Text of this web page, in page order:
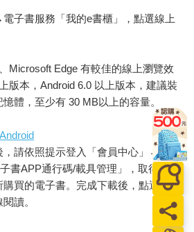
子書服務「我的e書櫃」，點選線上
Microsoft Edge 有較佳的線上瀏覽效
版本，Android 6.0 以上版本，建議裝
體，至少有 30 MB以上的容量。
Android
，請依照提示登入「會員中心」→「我
書APP通行碼/載具管理」，取得通行
買的電子書。完成下載後，點選任一
讀。